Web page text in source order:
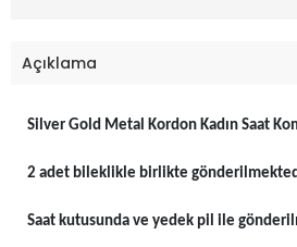
Açıklama
Silver Gold Metal Kordon Kadın Saat
2 adet bileklikle birlikte
Saat kutusunda ve yedek pil ile